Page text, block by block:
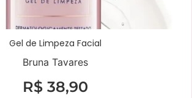
Gel de Limpeza Facial
Bruna Tavares
R$38,90